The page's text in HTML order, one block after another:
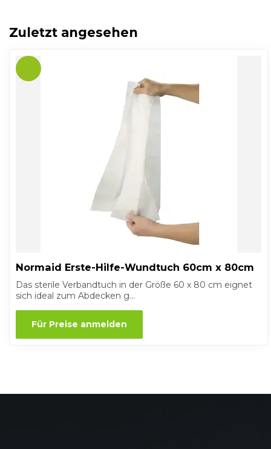
Zuletzt angesehen
Normaid Erste-Hilfe-Wundtuch 60cm x 80cm
Das sterile Verbandtuch in der Größe 60 x 80 cm eignet
sich ideal zum Abdecken g...
Für Preise anmelden